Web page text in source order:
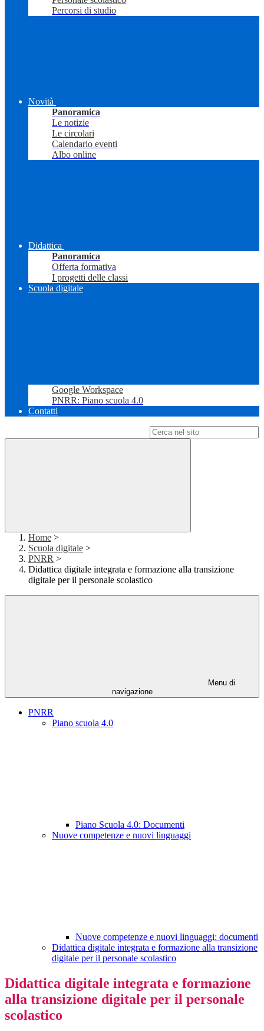
Percorsi di studio
Novità
Panoramica
Le notizie
Le circolari
Calendario eventi
Albo online
Didattica
Panoramica
Offerta formativa
I progetti delle classi
Scuola digitale
Google Workspace
PNRR: Piano scuola 4.0
Contatti
Home >
Scuola digitale >
PNRR >
Didattica digitale integrata e formazione alla transizione
digitale per il personale scolastico
Menu di
navigazione
PNRR
Piano scuola 4.0
Piano Scuola 4.0: Documenti
Nuove competenze e nuovi linguaggi
Nuove competenze e nuovi linguaggi: documenti
Didattica digitale integrata e formazione alla transizione
digitale per il personale scolastico
Didattica digitale integrata e formazione
alla transizione digitale per il personale
scolastico